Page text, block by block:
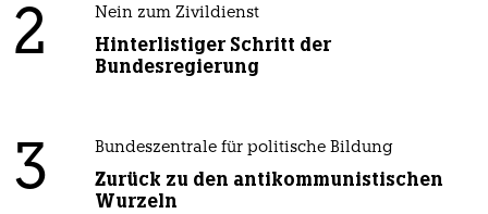
2 Nein zum Zivildienst
Hinterlistiger Schritt der
Bundesregierung
3 Bundeszentrale für politische Bildung
Zurück zu den antikommunistischen
Wurzeln